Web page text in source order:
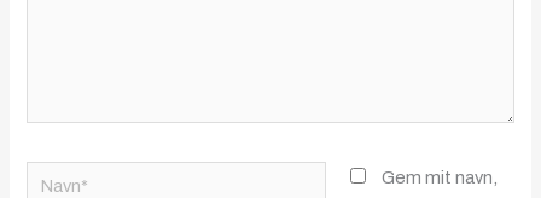
Navn*
Gem mit navn,